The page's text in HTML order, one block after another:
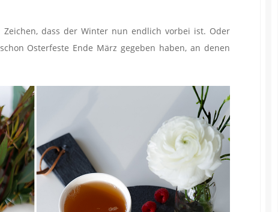
Zeichen, dass der Winter nun endlich vorbei ist. Oder
Osterfeste Ende März gegeben haben, an denen